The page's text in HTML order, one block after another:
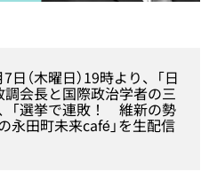
日（木曜日）19時より、「日
調会長と国際政治学者の三
「選挙で連敗！ 維新の勢
田町未来café」を生配信